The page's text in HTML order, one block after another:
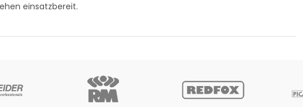
einsatzbereit.